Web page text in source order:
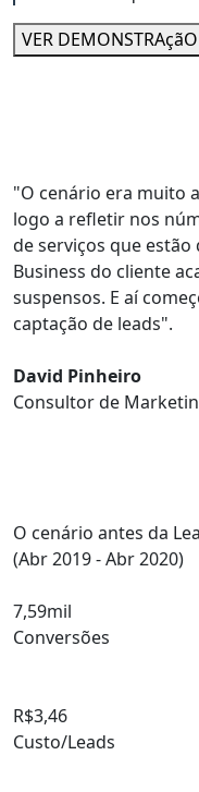
VER DEMONSTRAçãO
"O cenário era muito
logo a refletir nos
de serviços que estão
Business do cliente
suspensos. E aí
captação de leads".
David Pinheiro
Consultor de
O cenário antes da
(Abr 2019 - Abr 2020)
7,59mil
Conversões
R$3,46
Custo/Leads